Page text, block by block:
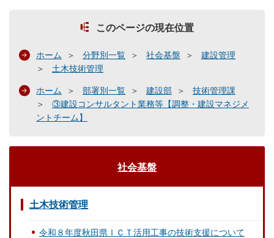
このページの現在位置
ホーム 分野別一覧 社会基盤
建設管理
土木技術管理
ホーム 部署別一覧 建設部
技術管理課
③建設コンサルタント業務等【調整・建設マネジメ
ントチーム】
社会基盤
土木技術管理
令和８年度秋田県ＩＣＴ活用工事の技術支援について